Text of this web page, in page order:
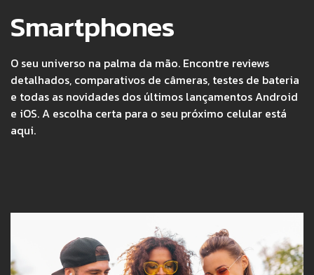
Smartphones
O seu universo na palma da mão. Encontre reviews
detalhados, comparativos de câmeras, testes de bateria
e todas as novidades dos últimos lançamentos Android
e iOS. A escolha certa para o seu próximo celular está
aqui.